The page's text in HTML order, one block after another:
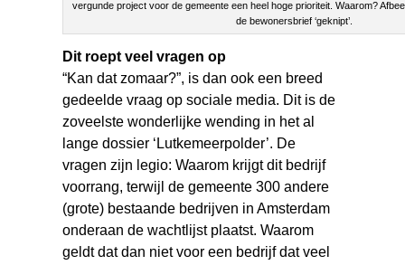
vergunde project voor de gemeente een heel hoge prioriteit. Waarom?
de bewonersbrief ‘geknipt’.
Dit roept veel vragen op
“Kan dat zomaar?”, is dan ook een breed
gedeelde vraag op sociale media. Dit is de
zoveelste wonderlijke wending in het al
lange dossier ‘Lutkemeerpolder’. De
vragen zijn legio: Waarom krijgt dit bedrijf
voorrang, terwijl de gemeente 300 andere
(grote) bestaande bedrijven in Amsterdam
onderaan de wachtlijst plaatst. Waarom
geldt dat dan niet voor een bedrijf dat veel